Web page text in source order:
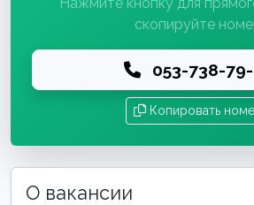
скопируйте
053-738-
Копировать
О вакансии